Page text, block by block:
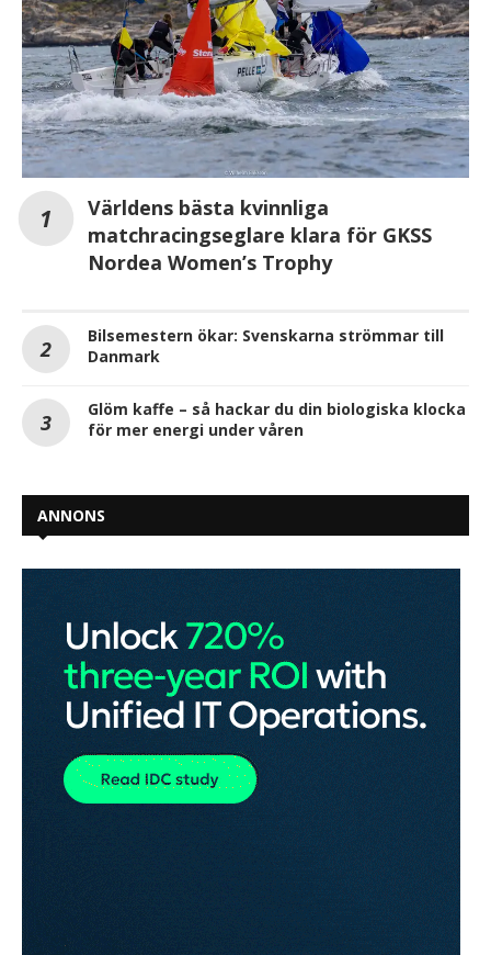
Världens bästa kvinnliga
matchracingseglare klara för GKSS
Nordea Women’s Trophy
Bilsemestern ökar: Svenskarna strömmar till
Danmark
Glöm kaffe – så hackar du din biologiska klocka
för mer energi under våren
ANNONS